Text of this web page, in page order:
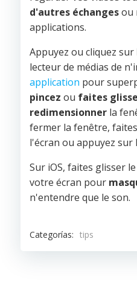
d'autres échangesou
applications.
Appuyez ou cliquez sur
lecteur de médias de
application pour
pincez ou faites
redimensionner la
fermer la fenêtre,
l'écran ou appuyez
Sur iOS, faites glisser
votre écran pour
n'entendre que le son.
Categorías: tips